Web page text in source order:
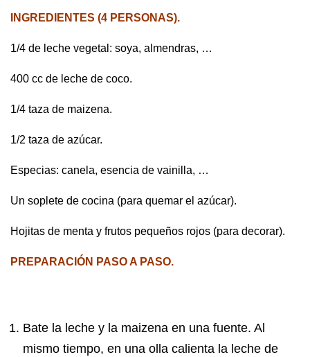
INGREDIENTES (4 PERSONAS).
1/4 de leche vegetal: soya, almendras, …
400 cc de leche de coco.
1/4 taza de maizena.
1/2 taza de azúcar.
Especias: canela, esencia de vainilla, …
Un soplete de cocina (para quemar el azúcar).
Hojitas de menta y frutos pequeños rojos (para decorar).
PREPARACIÓN PASO A PASO.
Bate la leche y la maizena en una fuente. Al
mismo tiempo, en una olla calienta la leche de